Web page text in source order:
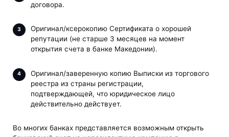
договора.
Оригинал/ксерокопию Сертификата о хорошей
репутации (не старше 3 месяцев на момент
открытия счета в банке Македонии).
Оригинал/заверенную копию Выписки из торгового
реестра из страны регистрации,
подтверждающей, что юридическое лицо
действительно действует.
Во многих банках представляется возможным открыть